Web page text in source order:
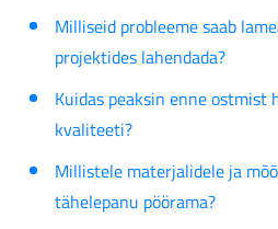
Milliseid probleeme saab
projektides lahendada?
Kuidas peaksin enne ostmist
kvaliteeti?
Millistele materjalidele ja
tähelepanu pöörama?